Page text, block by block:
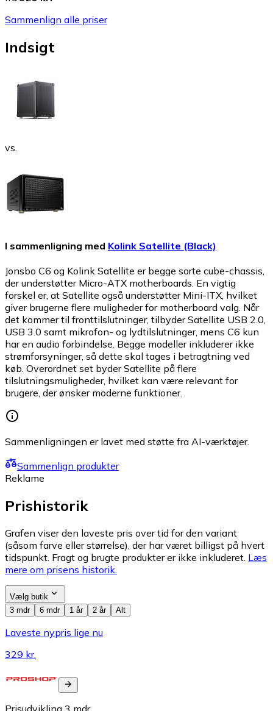
Sammenlign alle priser
Indsigt
vs.
I sammenligning med Kolink Satellite (Black)
Jonsbo C6 og Kolink Satellite er begge sorte cube-chassis,
der understøtter Micro-ATX motherboards. En vigtig
forskel er, at Satellite også understøtter Mini-ITX, hvilket
giver brugerne flere muligheder for motherboard valg. Når
det kommer til fronttilslutninger, tilbyder Satellite USB 2.0,
USB 3.0 samt mikrofon- og lydtilslutninger, mens C6 kun
har en audio forbindelse. Begge modeller inkluderer ikke
strømforsyninger, så dette skal tages i betragtning ved
køb. Overordnet set byder Satellite på flere
tilslutningsmuligheder, hvilket kan være relevant for
brugere, der ønsker moderne funktioner.
Sammenligningen er lavet med støtte fra AI-værktøjer.
Sammenlign produkter
Reklame
Prishistorik
Grafen viser den laveste pris over tid for den variant
(såsom farve eller størrelse), der har været billigst på hvert
tidspunkt. Fragt og brugte produkter er ikke inkluderet. Læs
mere om prisens historik.
Vælg butik
3 mdr
6 mdr 1 år 2 år Alt
Laveste nypris lige nu
329 kr.